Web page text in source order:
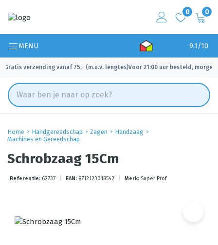
0 0
MENU 9.1/10
Gratis verzending vanaf 75,- (m.u.v. lengtes)
✓ Voor 21:00 uur besteld, morgen
Home Handgereedschap Zagen
Handzaag
Machines en Gereedschap
Schrobzaag 15Cm
Referentie: 62737 EAN: 8712123018542 Merk: Super Prof